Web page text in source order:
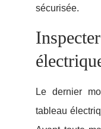
sécurisée.
Le dernier
tableau